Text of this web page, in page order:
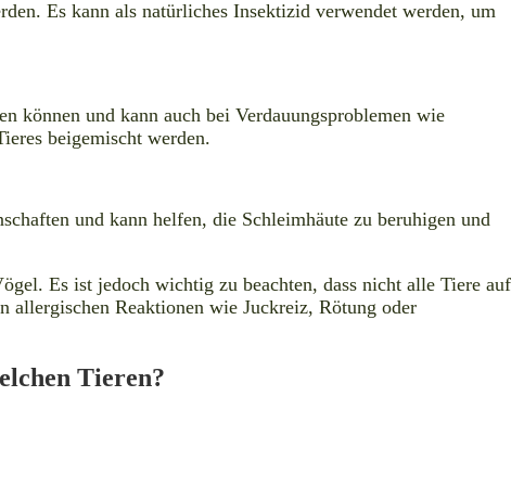
Es kann als natürliches Insektizid verwendet werden, um
können und kann auch bei Verdauungsproblemen wie
beigemischt werden.
und kann helfen, die Schleimhäute zu beruhigen und
Es ist jedoch wichtig zu beachten, dass nicht alle Tiere auf
Reaktionen wie Juckreiz, Rötung oder
Tieren?